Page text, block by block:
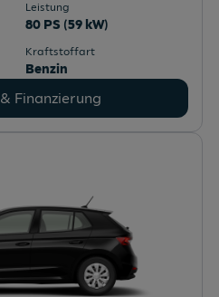
Leistung
80 PS (59 kW)
Kraftstoffart
Benzin
Finanzierung